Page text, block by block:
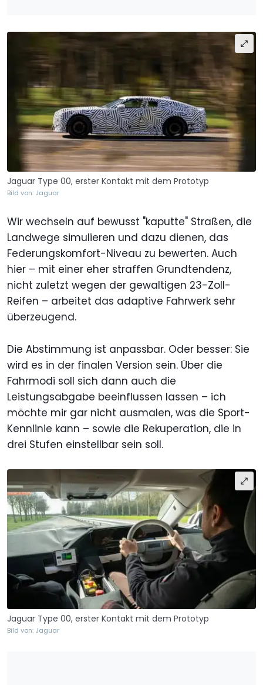
Jaguar Type 00, erster Kontakt mit dem Prototyp
Bild von: Jaguar
Wir wechseln auf bewusst "kaputte" Straßen, die
Landwege simulieren und dazu dienen, das
Federungskomfort-Niveau zu bewerten. Auch
hier – mit einer eher straffen Grundtendenz,
nicht zuletzt wegen der gewaltigen 23-Zoll-
Reifen – arbeitet das adaptive Fahrwerk sehr
überzeugend.
Die Abstimmung ist anpassbar. Oder besser: Sie
wird es in der finalen Version sein. Über die
Fahrmodi soll sich dann auch die
Leistungsabgabe beeinflussen lassen – ich
möchte mir gar nicht ausmalen, was die Sport-
Kennlinie kann – sowie die Rekuperation, die in
drei Stufen einstellbar sein soll.
Jaguar Type 00, erster Kontakt mit dem Prototyp
Bild von: Jaguar